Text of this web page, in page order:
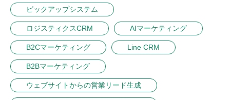
ピックアップシステム
ロジスティクスCRM AIマーケティング
B2Cマーケティング Line CRM
B2Bマーケティング
ウェブサイトからの営業リード生成